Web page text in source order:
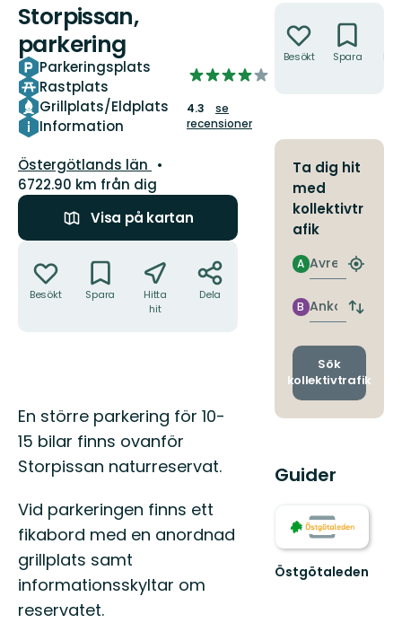
Storpissan,
parkering
Parkeringsplats
Rastplats
Grillplats/Eldplats
Information
4.2624777183600715
5
stjärnor
4.3
se
recensioner
Län:
Östergötlands län
6722.90 km från dig
Visa på kartan
Besökt Spara
Hitta
hit
Dela
Beskrivning
En större parkering för 10-
15 bilar finns ovanför
Storpissan naturreservat.
Vid parkeringen finns ett
fikabord med en anordnad
grillplats samt
informationsskyltar om
reservatet.
Besökt Spara
Ta dig hit
med
kollektivtr
afik
Avresa
A
Hitta
Ankomst
B
Byt
och
Sök
kollektivtrafik
Guider
Östgötaleden